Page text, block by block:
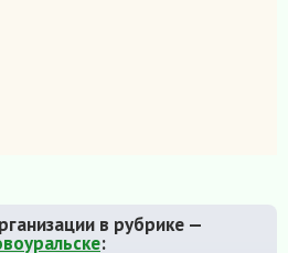
в рубрике —
: